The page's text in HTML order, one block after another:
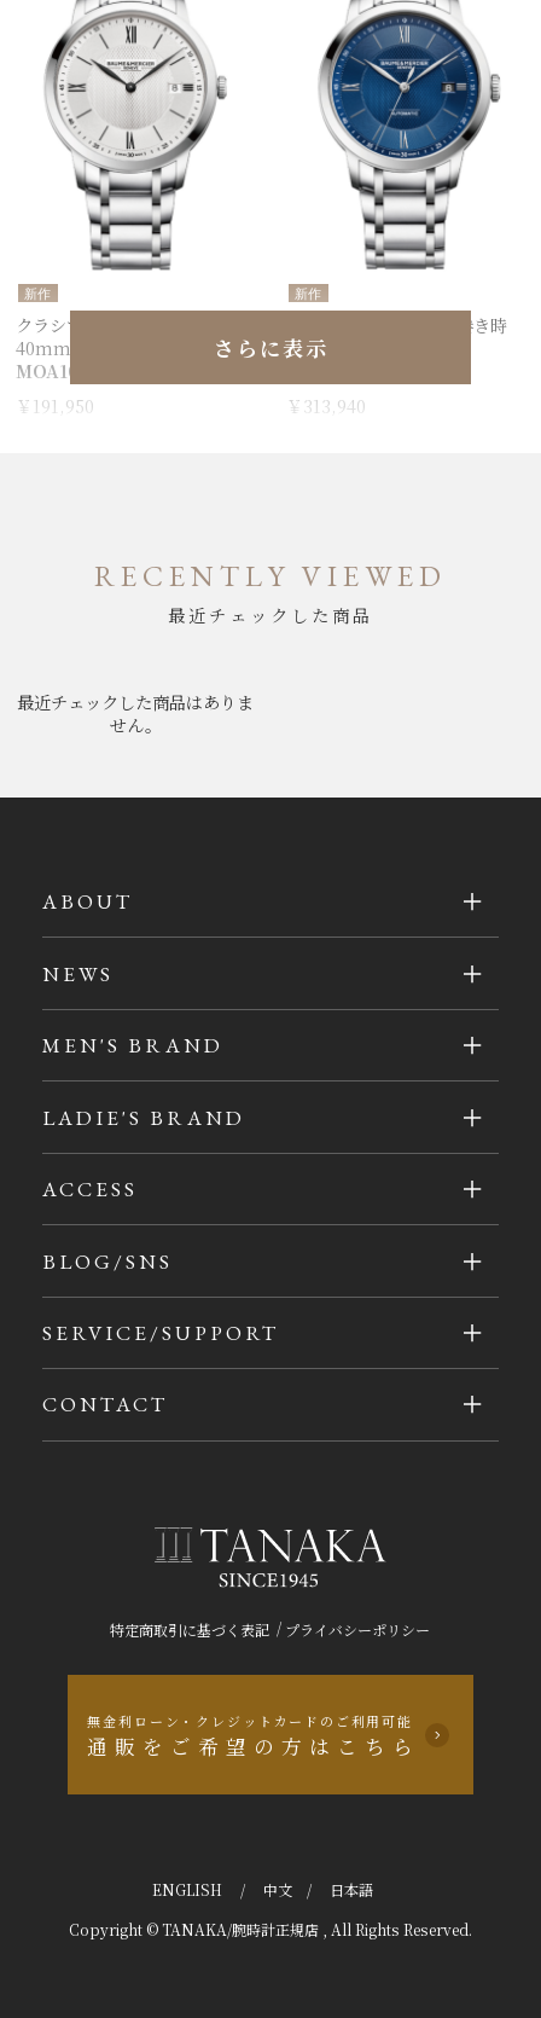
新作
クラシマ 10883 クォーツ -
40mm
MOA10883
￥191,950
新作
クラシマ 10880 自動巻き時
計- 40mm
￥313,940
さらに表示
RECENTLY VIEWED
最近チェックした商品
最近チェックした商品はありま
せん。
特定商取引に基づく表記 / プライバシーポリシー
無金利ローン・クレジットカードのご利用可能
通販をご希望の方はこちら
ABOUT
NEWS
MEN'S BRAND
LADIE'S BRAND
ACCESS
BLOG/SNS
SERVICE/SUPPORT
CONTACT
ENGLISH / 中文 / 日本語
Copyright © TANAKA/腕時計正規店 , All Rights Reserved.